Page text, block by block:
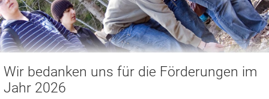
Wir bedanken uns für die Förderungen im
Jahr 2026